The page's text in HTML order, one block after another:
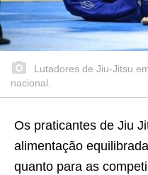
Lutadores de Jiu-Jitsu
nacional.
Os praticantes de Jiu
alimentação
quanto para as